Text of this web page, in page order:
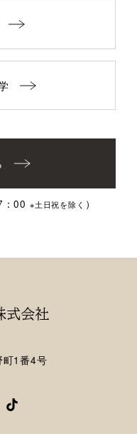
00 ※土日祝を除く ）
町1番4号